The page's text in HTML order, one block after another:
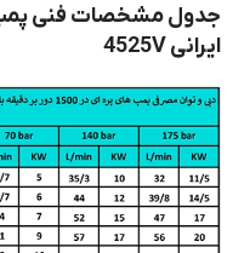
جدول مشخصات فنی
ایرانی 4525V